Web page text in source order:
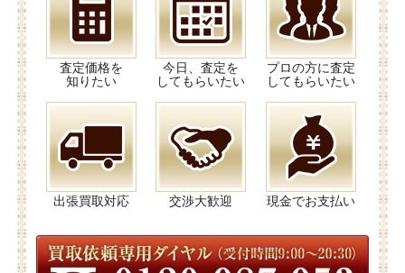
査定価格を
知りたい
今日、査定を
してもらいたい
プロの方に査定
してもらいたい
出張買取対応 交渉大歓迎 現金でお支払い